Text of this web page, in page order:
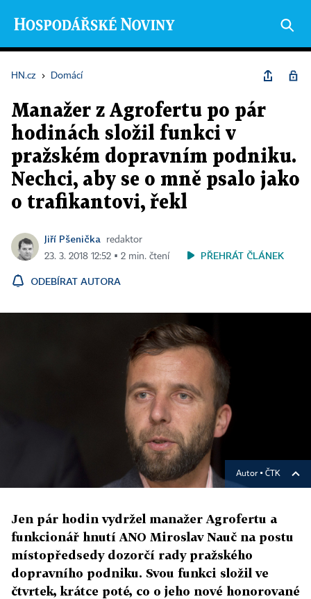
HN.cz › Domácí
Manažer z Agrofertu po pár
hodinách složil funkci v
pražském dopravním podniku.
Nechci, aby se o mně psalo jako
o trafikantovi, řekl
Jiří Pšenička
redaktor
23. 3. 2018 12:52 ▪ 2 min. čtení
PŘEHRÁT ČLÁNEK
ODEBÍRAT AUTORA
Autor ▪ ČTK
Jen pár hodin vydržel manažer Agrofertu a
funkcionář hnutí ANO Miroslav Nauč na postu
místopředsedy dozorčí rady pražského
dopravního podniku. Svou funkci složil ve
čtvrtek, krátce poté, co o jeho nové honorované